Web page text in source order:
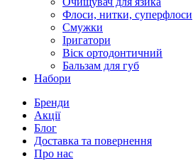
Флоси, нитки, суперфлоси
Смужки
Іригатори
Віск ортодонтичний
Бальзам для губ
Набори
Бренди
Акції
Блог
Доставка та повернення
Про нас